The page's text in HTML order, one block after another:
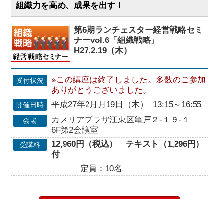
組織力を高め、成果を出す！
第6期ランチェスター経営戦略セミ
ナーvol.6「組織戦略」
H27.2.19（木）
受付状況
※この講座は終了しました。多数のご参加
ありがとうございました。
開催日時 平成27年2月月19日（木） 13:15～16:55
会場
カメリアプラザ江東区亀戸２-１９-１
6F第2会議室
受講料
12,960円（税込） テキスト（1,296円）
付
定員：10名